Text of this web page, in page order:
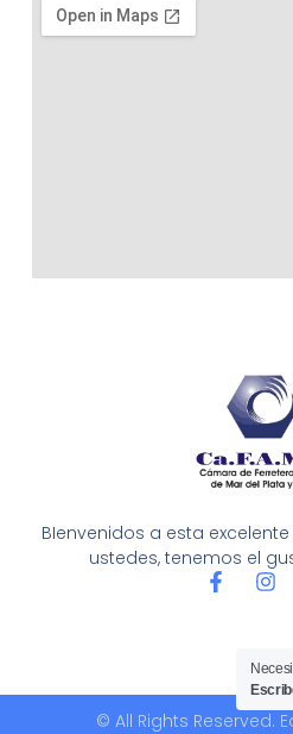
BIenvenidos a esta
ustedes, tenemos el
F
I
a
g
r
© All Rights Reserved.